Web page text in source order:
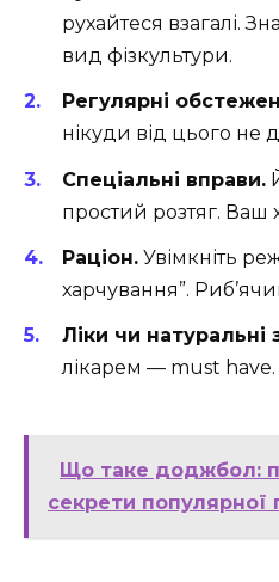
рухайтеся взагалі.
вид фізкультури.
Регулярні
нікуди від цього не
Спеціальні вправи.
простий розтяг. Ваш
Раціон. Увімкніть
харчування”.
Ліки чи натуральні
лікарем — must have.
Що таке доджбол:
секрети популярної